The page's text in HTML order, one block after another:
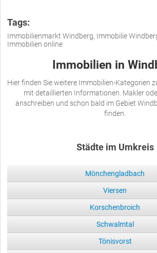
Tags:
Immobilienmarkt Windberg, Immobilie
Immobilien online
Immobilien in
Hier finden Sie weitere Immobilien-Kategorien
mit detaillierten Informationen. Makler
anschreiben und schon bald im Gebiet
finden.
Städte im Umkreis
Mönchengladbach
Viersen
Korschenbroich
Schwalmtal
Tönisvorst